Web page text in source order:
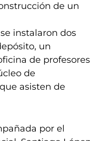
de un
instalaron dos
un
de profesores
de
asisten de
por el